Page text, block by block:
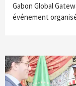
Gabon Global
événement